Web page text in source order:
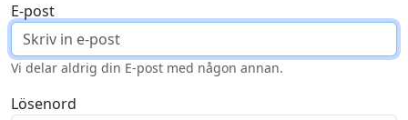
E-post
Vi delar aldrig din E-post med någon annan.
Lösenord